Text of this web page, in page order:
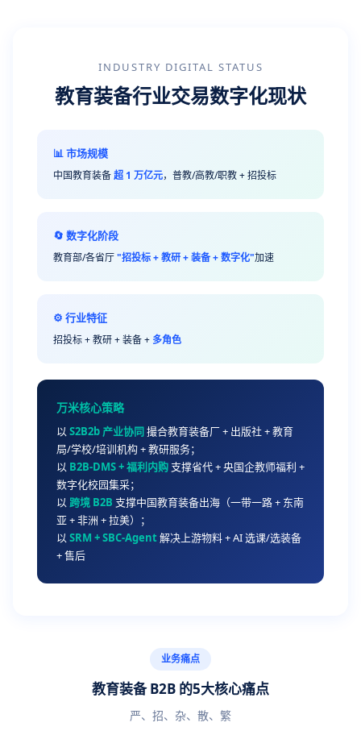
INDUSTRY DIGITAL STATUS
教育装备行业交易数字化现状
📊 市场规模
中国教育装备超 1 万亿元，普教/高教/职教 + 招投标
🔄 数字化阶段
教育部/各省厅"招投标 + 教研 + 装备 + 数字化"加速
⚙️ 行业特征
招投标 + 教研 + 装备 + 多角色
万米核心策略
以 S2B2b 产业协同撮合教育装备厂 + 出版社 + 教育
局/学校/培训机构 + 教研服务；
以 B2B-DMS + 福利内购 支撑省代 + 央国企教师福利 +
数字化校园集采；
以 跨境 B2B 支撑中国教育装备出海（一带一路 + 东南
亚 + 非洲 + 拉美）；
以 SRM + SBC-Agent解决上游物料 + AI 选课/选装备
+ 售后
业务痛点
教育装备 B2B 的5大核心痛点
严、招、杂、散、繁